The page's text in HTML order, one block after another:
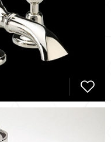
Именно в 70-е годы,
рынкам, он
санитарные
на исчезновение.
инстинктам, он
и улучшение
приборов
он приобретает
создав
«Экстатическая